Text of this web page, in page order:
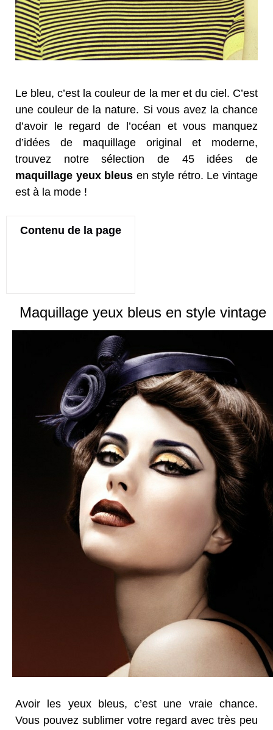
Le bleu, c’est la couleur de la mer et du ciel. C’est
une couleur de la nature. Si vous avez la chance
d’avoir le regard de l’océan et vous manquez
d’idées de maquillage original et moderne,
trouvez notre sélection de 45 idées de
maquillage yeux bleus en style rétro. Le vintage
est à la mode !
Contenu de la page
Maquillage yeux bleus en style vintage
Avoir les yeux bleus, c’est une vraie chance.
Vous pouvez sublimer votre regard avec très peu